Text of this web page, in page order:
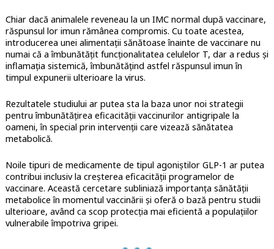
Chiar dacă animalele reveneau la un IMC normal după vaccinare,
răspunsul lor imun rămânea compromis. Cu toate acestea,
introducerea unei alimentații sănătoase înainte de vaccinare nu
numai că a îmbunătățit funcționalitatea celulelor T, dar a redus și
inflamația sistemică, îmbunătățind astfel răspunsul imun în
timpul expunerii ulterioare la virus.
Rezultatele studiului ar putea sta la baza unor noi strategii
pentru îmbunătățirea eficacității vaccinurilor antigripale la
oameni, în special prin intervenții care vizează sănătatea
metabolică.
Noile tipuri de medicamente de tipul agoniștilor GLP-1 ar putea
contribui inclusiv la creșterea eficacității programelor de
vaccinare. Această cercetare subliniază importanța sănătății
metabolice în momentul vaccinării și oferă o bază pentru studii
ulterioare, având ca scop protecția mai eficientă a populațiilor
vulnerabile împotriva gripei.